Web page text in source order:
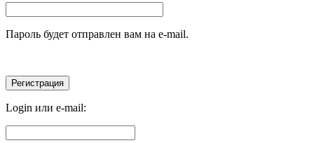
Пароль будет отправлен вам на e-mail.
Login или e-mail: